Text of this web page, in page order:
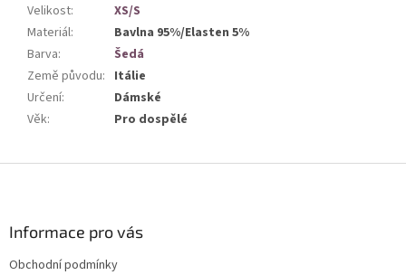
Velikost:
XS/S
Materiál:
Bavlna 95%/Elasten 5%
Barva:
Šedá
Země původu: Itálie
Určení:
Dámské
Věk: Pro dospělé
Informace pro vás
Obchodní podmínky